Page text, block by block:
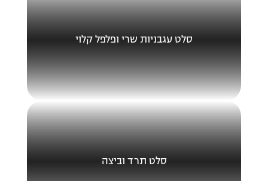
סלט עגבניות שרי ופלפל קלוי
סלט תרד וביצה